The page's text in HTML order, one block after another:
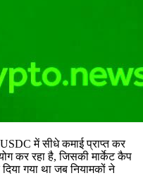
में सीधे कमाई प्राप्त कर
कर रहा है, जिसकी मार्केट कैप
गया था जब नियामकों ने